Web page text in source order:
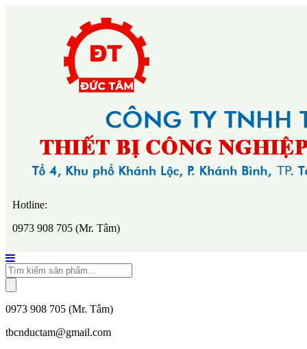
Hotline:
0973 908 705 (Mr. Tâm)
0973 908 705 (Mr. Tâm)
tbcnductam@gmail.com